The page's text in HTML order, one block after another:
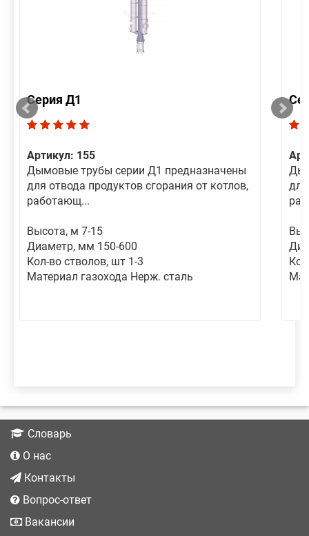
Серия Д1
Артикул: 155
Дымовые трубы серии Д1 предназначены
для отвода продуктов сгорания от котлов,
работающ...
Высота, м 7-15
Диаметр, мм 150-600
Кол-во стволов, шт 1-3
Материал газохода Нерж. сталь
Словарь
О нас
Контакты
Вопрос-ответ
Вакансии